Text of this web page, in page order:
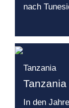
nach
Tanzania
Tanzania
In den